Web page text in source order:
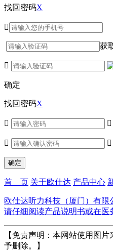
找回密码X

获

确定
找回密码X
 
 
首 页 关于欧仕达 产品中心
欧仕达听力科技（厦门）有限
请仔细阅读产品说明书或在医
【免责声明：本网站使用图
予删除。】